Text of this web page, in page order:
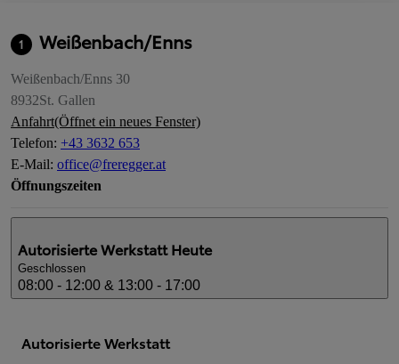
1 Weißenbach/Enns
Weißenbach/Enns 30
8932St. Gallen
Anfahrt(Öffnet ein neues Fenster)
Telefon: +43 3632 653
E-Mail: office@freregger.at
Öffnungszeiten
Autorisierte Werkstatt Heute
Geschlossen
08:00 - 12:00 & 13:00 - 17:00
Autorisierte Werkstatt